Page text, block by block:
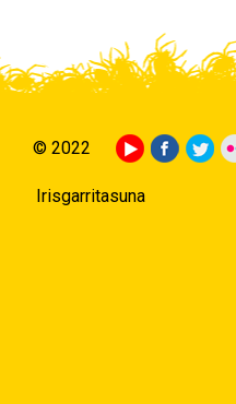
© 2022
Irisgarritasuna